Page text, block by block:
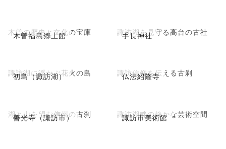
木曽福島郷土館
木曽の歴史と文化の宝庫 手長神社
諏訪湖を見守る高台の古社
初島（諏訪湖）
諏訪湖に浮かぶ花火の島 仏法紹隆寺
諏訪信仰を伝える古刹
善光寺（諏訪市）
湖と山を望む信州の古刹 諏訪市美術館
諏訪湖畔の静かな芸術空間